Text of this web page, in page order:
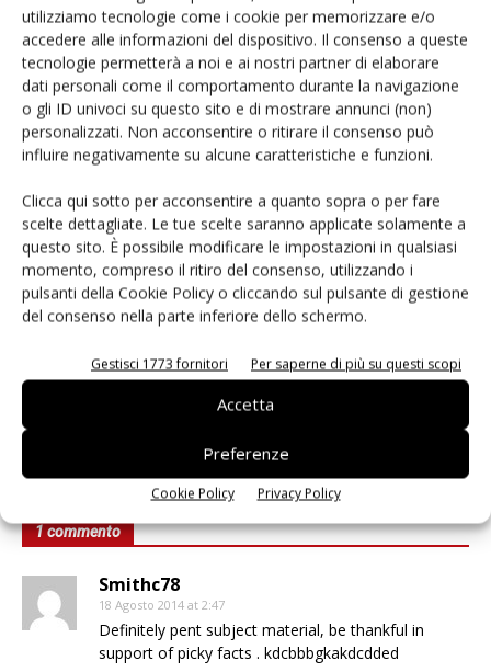
utilizziamo tecnologie come i cookie per memorizzare e/o
accedere alle informazioni del dispositivo. Il consenso a queste
tecnologie permetterà a noi e ai nostri partner di elaborare
dati personali come il comportamento durante la navigazione
o gli ID univoci su questo sito e di mostrare annunci (non)
personalizzati. Non acconsentire o ritirare il consenso può
influire negativamente su alcune caratteristiche e funzioni.
Clicca qui sotto per acconsentire a quanto sopra o per fare
scelte dettagliate. Le tue scelte saranno applicate solamente a
questo sito. È possibile modificare le impostazioni in qualsiasi
momento, compreso il ritiro del consenso, utilizzando i
pulsanti della Cookie Policy o cliccando sul pulsante di gestione
del consenso nella parte inferiore dello schermo.
Gestisci 1773 fornitori Per saperne di più su questi scopi
Accetta
Preferenze
Cookie Policy Privacy Policy
Articoli correlati Di più dello stesso autore
Piccoli frutti in Europa e in Italia:
La corsa delle brassicacee italiane verso
l’identità
Ce l’ha il Biorepack? Continua la
campagna del nuovo marchio volontario
1 commento
Smithc78
18 Agosto 2014 at 2:47
Definitely pent subject material, be thankful in
support of picky facts . kdcbbbgkakdcdded